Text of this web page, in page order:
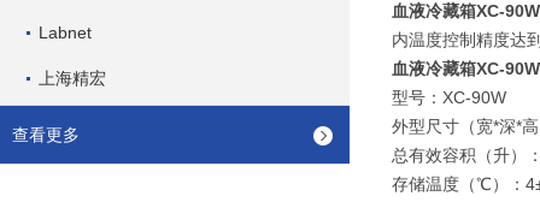
Labnet
上海精宏
查看更多
血液冷藏箱XC-90W
内温度控制精度达
血液冷藏箱XC-90W
型号：XC-90W
外型尺寸（宽*深*
总有效容积（升）
存储温度（℃）：